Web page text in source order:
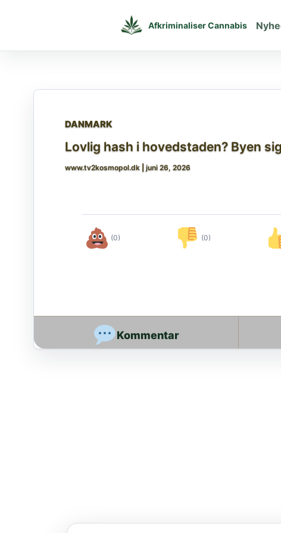
Afkriminaliser Cannabis
DANMARK
Lovlig hash i hovedstaden? Byen
www.tv2kosmopol.dk juni 26, 2026
(0) (0)